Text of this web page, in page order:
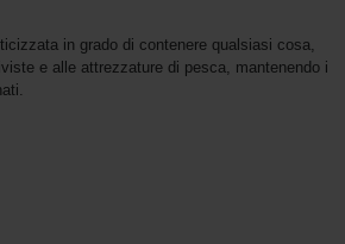
in grado di contenere qualsiasi cosa,
e alle attrezzature di pesca, mantenendo i